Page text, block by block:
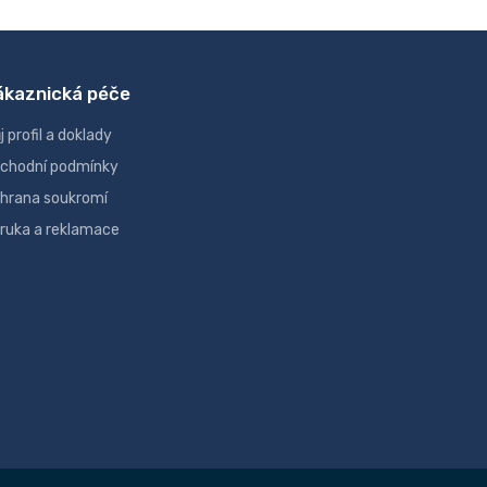
péče
profil a doklady
podmínky
soukromí
a reklamace